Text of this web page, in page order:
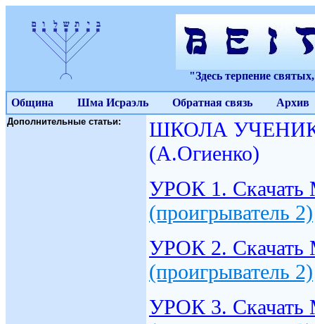
"Здесь терпение
Община Шма Исраэль Обратная связь Архив
Дополнительные статьи:
ШКОЛА
(А.Огиенко)
УРОК 1. Скачать
(проигрыватель 2)
УРОК 2. Скачать
(проигрыватель 2)
УРОК 3. Скачать